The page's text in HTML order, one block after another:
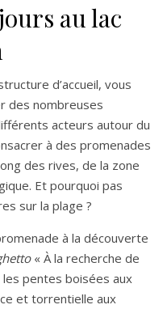
au lac
d’accueil, vous
des nombreuses
acteurs autour du
à des promenades
des rives, de la zone
Et pourquoi pas
sur la plage ?
à la découverte
« À la recherche de
les pentes boisées aux
et torrentielle aux